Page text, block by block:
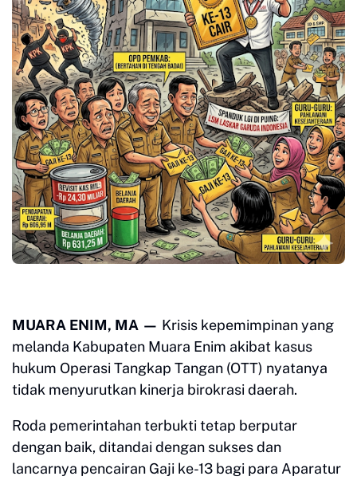
MUARA ENIM, MA — Krisis kepemimpinan yang
melanda Kabupaten Muara Enim akibat kasus
hukum Operasi Tangkap Tangan (OTT) nyatanya
tidak menyurutkan kinerja birokrasi daerah.
Roda pemerintahan terbukti tetap berputar
dengan baik, ditandai dengan sukses dan
lancarnya pencairan Gaji ke-13 bagi para Aparatur